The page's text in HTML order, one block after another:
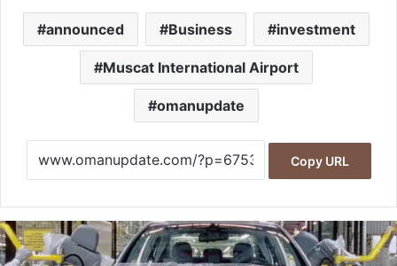
announced Business investment
Muscat International Airport
omanupdate
Copy URL